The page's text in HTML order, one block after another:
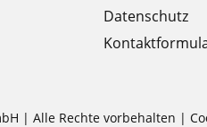
Datenschutz
| Alle Rechte vorbehalten |